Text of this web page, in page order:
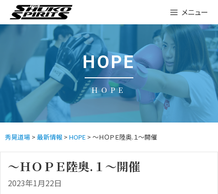
content
メニュー
HOPE
HOPE
秀晃道場 > 最新情報 > HOPE > 〜ＨＯＰＥ陸奥.１〜開催
〜ＨＯＰＥ陸奥.１〜開催
2023年1月22日